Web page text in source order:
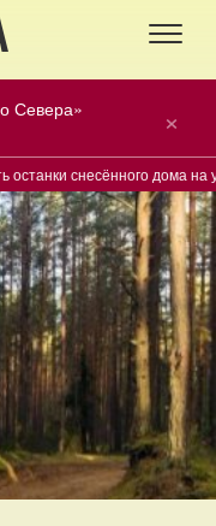
×
Севера»
дома на улице